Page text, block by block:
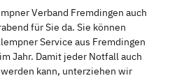
Passau
Rudelsdorf, Mittelfranken
Verband Fremdingen auch
für Sie da. Sie können
Service aus Fremdingen
Jahr. Damit jeder Notfall auch
kann, unterziehen wir